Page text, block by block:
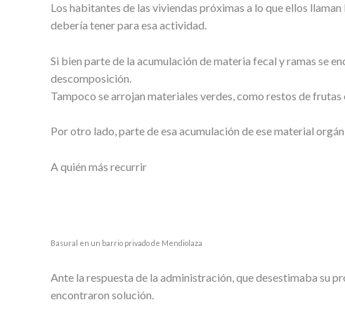
Los habitantes de las viviendas próximas a lo que ellos
debería tener para esa actividad.
Si bien parte de la acumulación de materia fecal y ramas se
descomposición.
Tampoco se arrojan materiales verdes, como restos de
Por otro lado, parte de esa acumulación de ese material
A quién más recurrir
Basural en un barrio privado de Mendiolaza
Ante la respuesta de la administración, que desestimaba su
encontraron solución.